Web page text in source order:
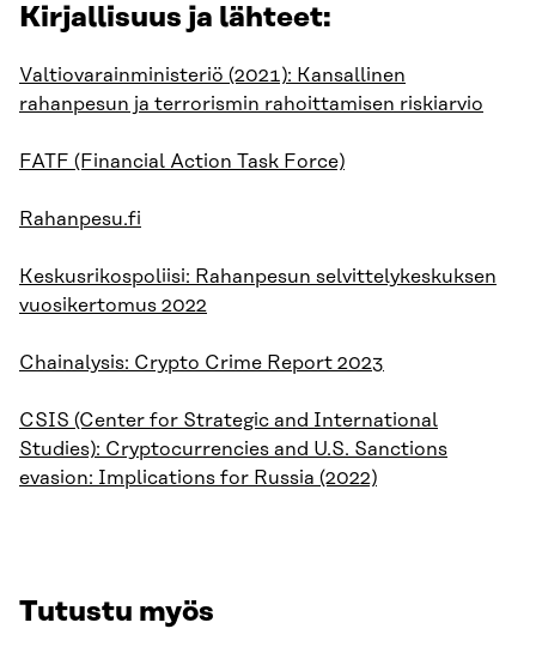
Kirjallisuus ja lähteet:
Valtiovarainministeriö (2021): Kansallinen
rahanpesun ja terrorismin rahoittamisen riskiarvio
FATF (Financial Action Task Force)
Rahanpesu.fi
Keskusrikospoliisi: Rahanpesun selvittelykeskuksen
vuosikertomus 2022
Chainalysis: Crypto Crime Report 2023
CSIS (Center for Strategic and International
Studies): Cryptocurrencies and U.S. Sanctions
evasion: Implications for Russia (2022)
Tutustu myös